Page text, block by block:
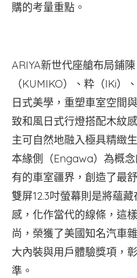
購的考量重點。
ARIYA新世代座艙布局鋪
（KUMIKO）、粋（IKi）
日式美學，重塑車室空間
致和風日式行燈搭配木紋
主可自然地融入極具精緻
本緣側（Engawa）為概
有的車室疆界，創造了最
雙屏12.3吋螢幕則是將蘊
感，化作當代的線條，這
尚，榮獲了美國知名汽車
大內裝與用戶體驗獎項，
準。